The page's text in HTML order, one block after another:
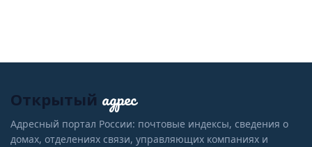
Открытый адрес
Адресный портал России: почтовые индексы, сведения о
домах, отделениях связи, управляющих компаниях и